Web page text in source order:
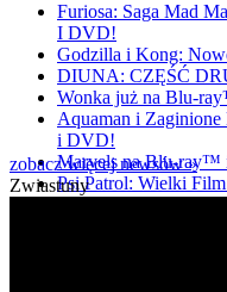
Furiosa: Saga Mad
I DVD!
Godzilla i Kong:
DIUNA: CZĘŚĆ
Wonka już na Blu-
Aquaman i
i DVD!
Marvels na Blu-
Psi Patrol: Wielki
zobacz więcej newsów »
Zwiastuny